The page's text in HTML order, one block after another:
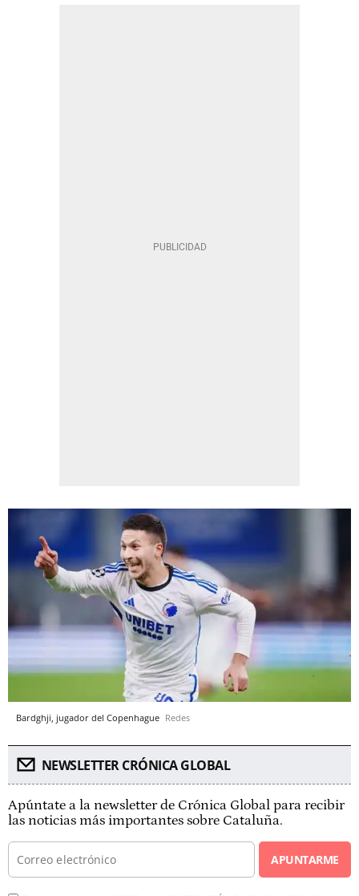
Bardghji, jugador del Copenhague Redes
NEWSLETTER CRÓNICA GLOBAL
Apúntate a la newsletter de Crónica Global para recibir
las noticias más importantes sobre Cataluña.
APUNTARME